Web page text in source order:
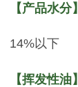
【产品水分】
14%以下
【挥发性油】